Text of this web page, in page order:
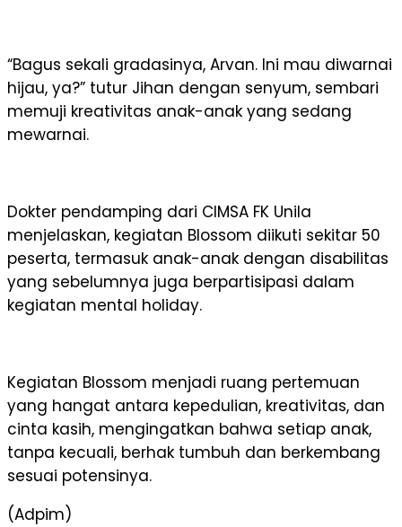
“Bagus sekali gradasinya, Arvan. Ini mau diwarnai
hijau, ya?” tutur Jihan dengan senyum, sembari
memuji kreativitas anak-anak yang sedang
mewarnai.
Dokter pendamping dari CIMSA FK Unila
menjelaskan, kegiatan Blossom diikuti sekitar 50
peserta, termasuk anak-anak dengan disabilitas
yang sebelumnya juga berpartisipasi dalam
kegiatan mental holiday.
Kegiatan Blossom menjadi ruang pertemuan
yang hangat antara kepedulian, kreativitas, dan
cinta kasih, mengingatkan bahwa setiap anak,
tanpa kecuali, berhak tumbuh dan berkembang
sesuai potensinya.
(Adpim)